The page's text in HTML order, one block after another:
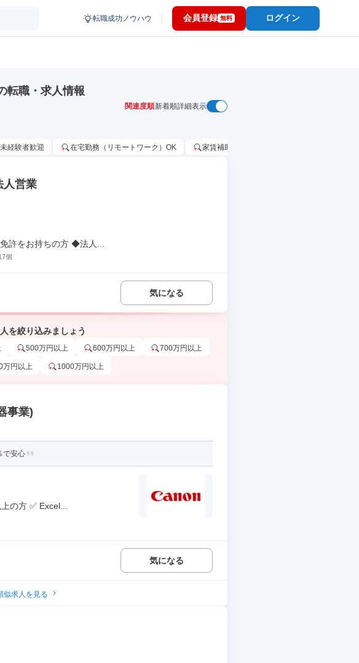
転職成功ノウハウ 会員登録 無料 ログイン
転職・求人情報
関連度順新着順詳細表示
未経験者歓迎 在宅勤務（リモートワーク）OK 家賃補助・住宅手当あり
人営業
許をお持ちの方 ◆法人...
個
気になる
を絞り込みましょう
500万円以上 600万円以上 700万円以上
万円以上 1000万円以上
事業)
で安心
の方 ✅ Excel...
気になる
似求人を見る